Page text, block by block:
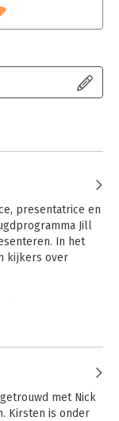
presentatrice en
Jill
In het
kijkers over
met Nick
Kirsten is onder